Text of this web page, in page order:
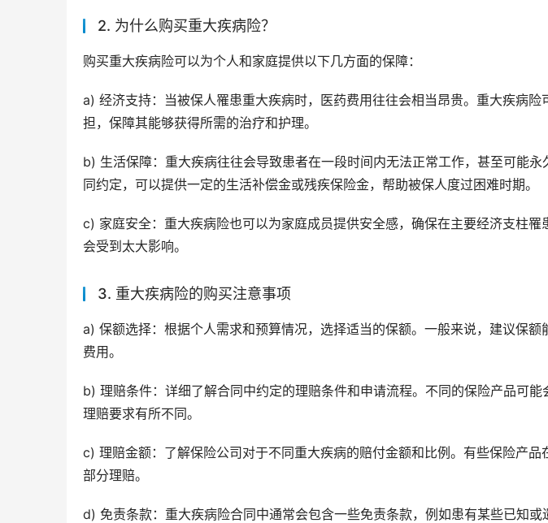
2. 为什么购买重大疾病险？
购买重大疾病险可以为个人和家庭提供以下几方面的保障：
a) 经济支持：当被保人罹患重大疾病时，医药费用往往会相当昂贵。重大疾病险
担，保障其能够获得所需的治疗和护理。
b) 生活保障：重大疾病往往会导致患者在一段时间内无法正常工作，甚至可能
同约定，可以提供一定的生活补偿金或残疾保险金，帮助被保人度过困难时期。
c) 家庭安全：重大疾病险也可以为家庭成员提供安全感，确保在主要经济支柱
会受到太大影响。
3. 重大疾病险的购买注意事项
a) 保额选择：根据个人需求和预算情况，选择适当的保额。一般来说，建议保
费用。
b) 理赔条件：详细了解合同中约定的理赔条件和申请流程。不同的保险产品可
理赔要求有所不同。
c) 理赔金额：了解保险公司对于不同重大疾病的赔付金额和比例。有些保险产
部分理赔。
d) 免责条款：重大疾病险合同中通常会包含一些免责条款，例如患有某些已知